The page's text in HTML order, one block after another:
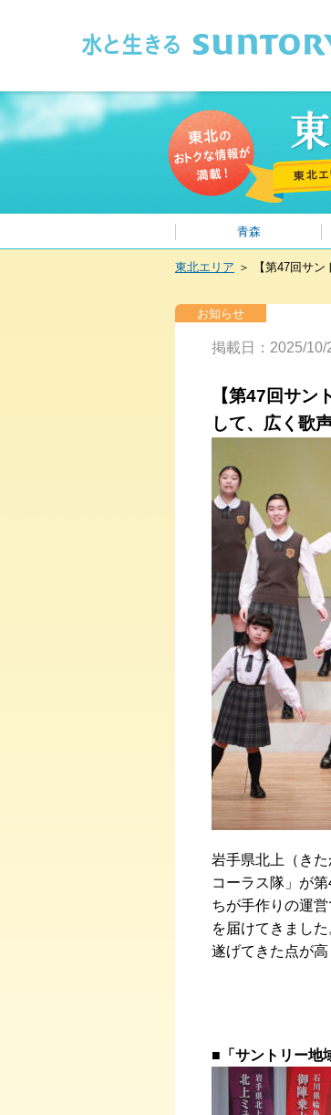
青森
東北エリア ＞ 【第47回サ
お知らせ
掲載日：2025/10/
【第47回サン
して、広く歌
岩手県北上（き
コーラス隊」が
ちが手作りの運
を届けてきまし
遂げてきた点が高
■「サントリー地